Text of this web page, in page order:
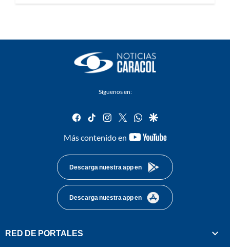
Síguenos en:
facebook
tiktok instagram
twitterwhatsapp
google
Más contenido en
youtube-
Descarga nuestra app en
Descarga nuestra app en
RED DE PORTALES